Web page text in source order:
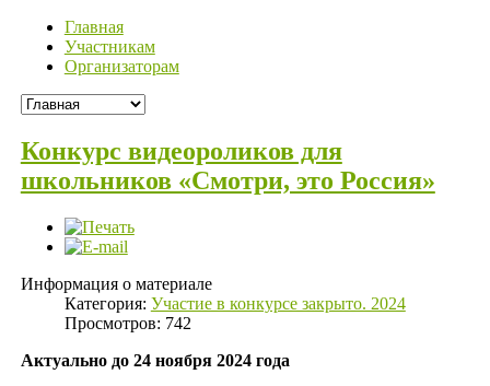
Главная
Участникам
Организаторам
Конкурс видеороликов для
школьников «Смотри, это Россия»
Информация о материале
Категория: Участие в конкурсе закрыто. 2024
Просмотров: 742
Актуально до 24 ноября 2024 года